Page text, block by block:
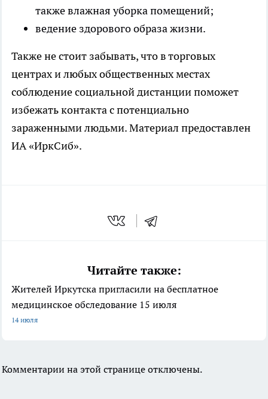
также влажная уборка помещений;
ведение здорового образа жизни.
Также не стоит забывать, что в торговых
центрах и любых общественных местах
соблюдение социальной дистанции поможет
избежать контакта с потенциально
зараженными людьми. Материал предоставлен
ИА «ИркСиб».
Читайте также:
Жителей Иркутска пригласили на бесплатное
медицинское обследование 15 июля
14 июля
Комментарии на этой странице отключены.